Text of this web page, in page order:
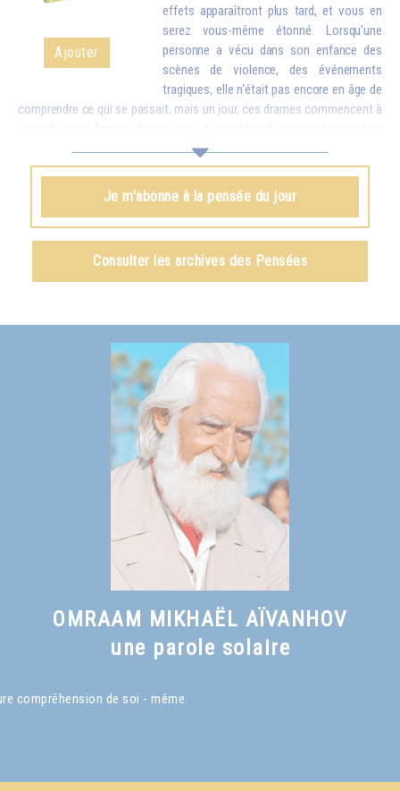
Ajouter
effets apparaîtront plus tard, et vous en
serez vous-même étonné. Lorsqu’une
personne a vécu dans son enfance des
scènes de violence, des événements
tragiques, elle n'était pas encore en âge de
comprendre ce qui se passait, mais un jour, ces drames commencent à
difficiles à guérir. Que l'on comprenne ou que l'on ne comprenne pas,
tout s'enregistre et peut revenir un jour à la surface. C'est pourquoi,
même si vous ne « comprenez » rien à ce phénomène cosmique qu'est
le lever du soleil, mettez-vous dans de bonnes conditions, et
obligatoirement, votre esprit, votre âme, votre corps absorberont
harmonie, paix et lumière.
Je m'abonne à la pensée du jour
Consulter les archives des Pensées
OMRAAM MIKHAËL AÏVANHOV
une parole solaire
compréhension de soi - même.